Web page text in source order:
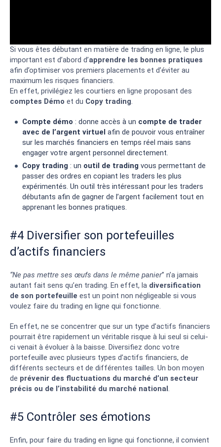
Si vous êtes débutant en matière de trading en ligne, le plus
important est d’abord d’apprendre les bonnes pratiques
afin d’optimiser vos premiers placements et d’éviter au
maximum les risques financiers.
En effet, privilégiez les courtiers en ligne proposant des
comptes Démo et du Copy trading.
Compte démo : donne accès à un compte de trader
avec de l’argent virtuel afin de pouvoir vous entraîner
sur les marchés financiers en temps réel mais sans
engager votre argent personnel directement.
Copy trading : un outil de trading vous permettant de
passer des ordres en copiant les traders les plus
expérimentés. Un outil très intéressant pour les traders
débutants afin de gagner de l’argent facilement tout en
apprenant les bonnes pratiques.
#4 Diversifier son portefeuilles
d’actifs financiers
“Ne pas mettre ses œufs dans le même panier” n’a jamais
autant fait sens qu’en trading. En effet, la diversification
de son portefeuille est un point non négligeable si vous
voulez faire du trading en ligne qui fonctionne.
En effet, ne se concentrer que sur un type d’actifs financiers
pourrait être rapidement un véritable risque à lui seul si celui-
ci venait à évoluer à la baisse. Diversifiez donc votre
portefeuille avec plusieurs types d’actifs financiers, de
différents secteurs et de différentes tailles. Un bon moyen
de prévenir des fluctuations du marché d’un secteur
précis ou de l’instabilité du marché national.
#5 Contrôler ses émotions
Enfin, pour faire du trading en ligne qui fonctionne, il convient